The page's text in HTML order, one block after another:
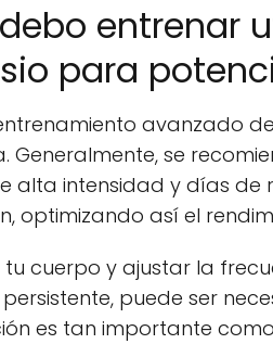
entrenar
para
avanzado
se
alta intensidad y días de
optimizando así el
cuerpo y ajustar la
puede ser
es tan importante